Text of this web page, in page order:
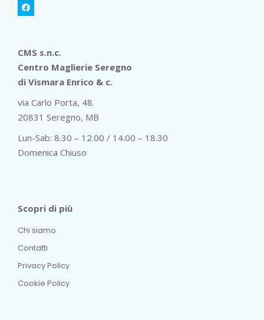
CMS s.n.c.
Centro Maglierie Seregno
di Vismara Enrico & c.
via Carlo Porta, 48
20831 Seregno, MB
Lun-Sab: 8.30 – 12.00 / 14.00 – 18.30
Domenica Chiuso
Scopri di più
Chi siamo
Contatti
Privacy Policy
Cookie Policy